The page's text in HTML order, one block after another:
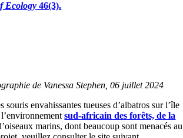
Ecology 46(3).
de Vanessa Stephen, 06 juillet 2024
envahissantes tueuses d’albatros sur l’île
l’environnementsud-africain des forêts, de la
marins, dont beaucoup sont menacés au